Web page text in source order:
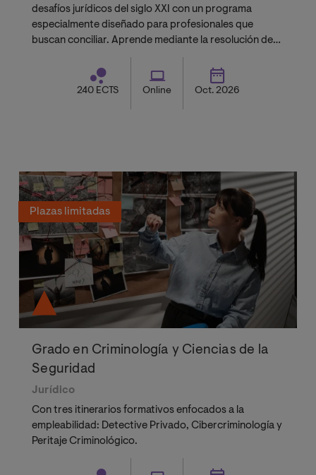
desafíos jurídicos del siglo XXI con un programa
especialmente diseñado para profesionales que
buscan conciliar. Aprende mediante la resolución de
casos prácticos reales, guiado por un claustro
formado por doctores acreditados, académicos
especializados y profesionales en activo
240 ECTS Online Oct. 2026
Plazas limitadas
Grado en Criminología y Ciencias de la
Seguridad
Jurídico
Con tres itinerarios formativos enfocados a la
empleabilidad: Detective Privado, Cibercriminología y
Peritaje Criminológico.